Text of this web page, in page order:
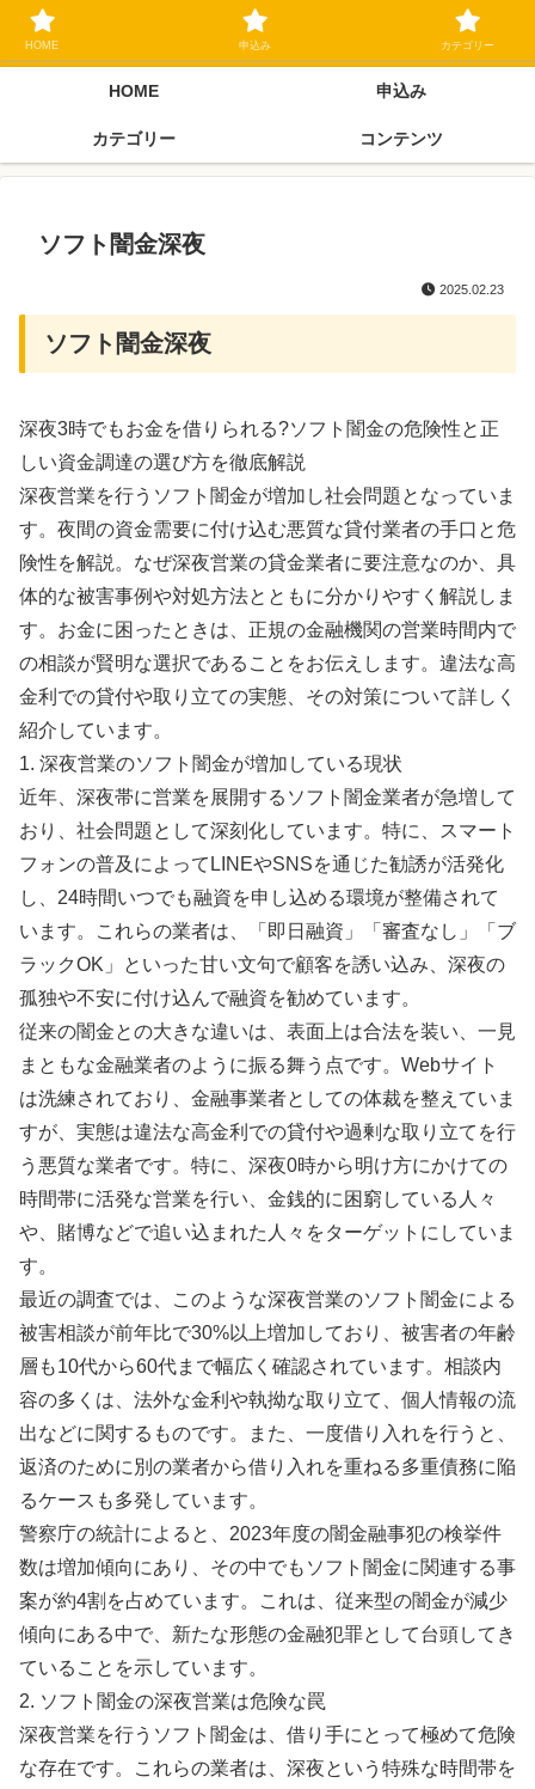
ブラックリスト長期延滞中でもOK 独自審査フリーローン 在籍確認なしの街
金クローネにご相談ください
HOME 申込み
カテゴリー コンテンツ
ソフト闇金深夜
2025.02.23
ソフト闇金深夜
深夜3時でもお金を借りられる?ソフト闇金の危険性と正
しい資金調達の選び方を徹底解説
深夜営業を行うソフト闇金が増加し社会問題となっていま
す。夜間の資金需要に付け込む悪質な貸付業者の手口と危
険性を解説。なぜ深夜営業の貸金業者に要注意なのか、具
体的な被害事例や対処方法とともに分かりやすく解説しま
す。お金に困ったときは、正規の金融機関の営業時間内で
の相談が賢明な選択であることをお伝えします。違法な高
金利での貸付や取り立ての実態、その対策について詳しく
紹介しています。
1. 深夜営業のソフト闇金が増加している現状
近年、深夜帯に営業を展開するソフト闇金業者が急増して
おり、社会問題として深刻化しています。特に、スマート
フォンの普及によってLINEやSNSを通じた勧誘が活発化
し、24時間いつでも融資を申し込める環境が整備されて
います。これらの業者は、「即日融資」「審査なし」「ブ
ラックOK」といった甘い文句で顧客を誘い込み、深夜の
孤独や不安に付け込んで融資を勧めています。
従来の闇金との大きな違いは、表面上は合法を装い、一見
まともな金融業者のように振る舞う点です。Webサイト
は洗練されており、金融事業者としての体裁を整えていま
すが、実態は違法な高金利での貸付や過剰な取り立てを行
う悪質な業者です。特に、深夜0時から明け方にかけての
時間帯に活発な営業を行い、金銭的に困窮している人々
や、賭博などで追い込まれた人々をターゲットにしていま
す。
最近の調査では、このような深夜営業のソフト闇金による
被害相談が前年比で30%以上増加しており、被害者の年齢
層も10代から60代まで幅広く確認されています。相談内
容の多くは、法外な金利や執拗な取り立て、個人情報の流
出などに関するものです。また、一度借り入れを行うと、
返済のために別の業者から借り入れを重ねる多重債務に陥
るケースも多発しています。
警察庁の統計によると、2023年度の闇金融事犯の検挙件
数は増加傾向にあり、その中でもソフト闇金に関連する事
案が約4割を占めています。これは、従来型の闇金が減少
傾向にある中で、新たな形態の金融犯罪として台頭してき
ていることを示しています。
2. ソフト闇金の深夜営業は危険な罠
深夜営業を行うソフト闇金は、借り手にとって極めて危険
な存在です。これらの業者は、深夜という特殊な時間帯を
HOME 申込み カテゴリー